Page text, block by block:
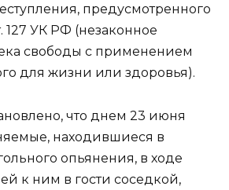
предусмотренного
127 УК РФ (незаконное
свободы с применением
для жизни или здоровья).
что днем 23 июня
находившиеся в
опьянения, в ходе
к ним в гости соседкой,